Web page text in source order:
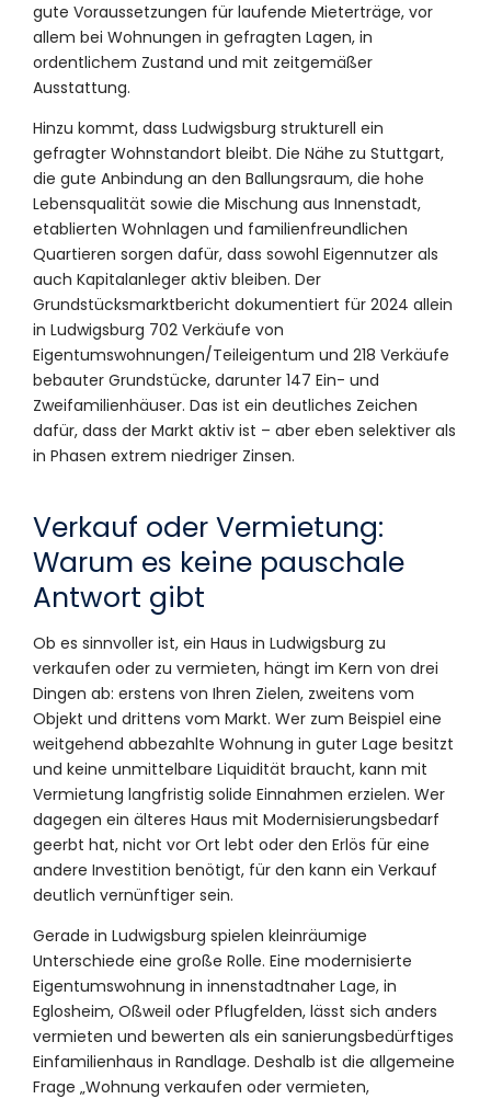
gute Voraussetzungen für laufende Mieterträge, vor
allem bei Wohnungen in gefragten Lagen, in
ordentlichem Zustand und mit zeitgemäßer
Ausstattung.
Hinzu kommt, dass Ludwigsburg strukturell ein
gefragter Wohnstandort bleibt. Die Nähe zu Stuttgart,
die gute Anbindung an den Ballungsraum, die hohe
Lebensqualität sowie die Mischung aus Innenstadt,
etablierten Wohnlagen und familienfreundlichen
Quartieren sorgen dafür, dass sowohl Eigennutzer als
auch Kapitalanleger aktiv bleiben. Der
Grundstücksmarktbericht dokumentiert für 2024 allein
in Ludwigsburg 702 Verkäufe von
Eigentumswohnungen/Teileigentum und 218 Verkäufe
bebauter Grundstücke, darunter 147 Ein- und
Zweifamilienhäuser. Das ist ein deutliches Zeichen
dafür, dass der Markt aktiv ist – aber eben selektiver als
in Phasen extrem niedriger Zinsen.
Verkauf oder Vermietung:
Warum es keine pauschale
Antwort gibt
Ob es sinnvoller ist, ein Haus in Ludwigsburg zu
verkaufen oder zu vermieten, hängt im Kern von drei
Dingen ab: erstens von Ihren Zielen, zweitens vom
Objekt und drittens vom Markt. Wer zum Beispiel eine
weitgehend abbezahlte Wohnung in guter Lage besitzt
und keine unmittelbare Liquidität braucht, kann mit
Vermietung langfristig solide Einnahmen erzielen. Wer
dagegen ein älteres Haus mit Modernisierungsbedarf
geerbt hat, nicht vor Ort lebt oder den Erlös für eine
andere Investition benötigt, für den kann ein Verkauf
deutlich vernünftiger sein.
Gerade in Ludwigsburg spielen kleinräumige
Unterschiede eine große Rolle. Eine modernisierte
Eigentumswohnung in innenstadtnaher Lage, in
Eglosheim, Oßweil oder Pflugfelden, lässt sich anders
vermieten und bewerten als ein sanierungsbedürftiges
Einfamilienhaus in Randlage. Deshalb ist die allgemeine
Frage „Wohnung verkaufen oder vermieten,